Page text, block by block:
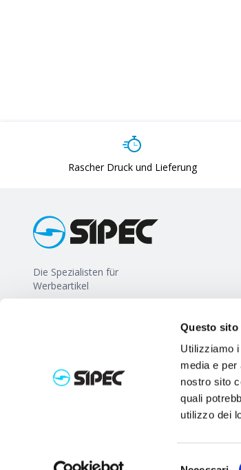
Questo
Utilizziamo
media e
nostro sito
quali
utilizzo dei
Rascher Druck und Lieferung
Die Spezialisten für
Werbeartikel